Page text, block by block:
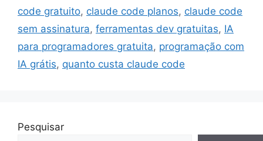
code gratuito, claude code planos, claude code
sem assinatura, ferramentas dev gratuitas, IA
para programadores gratuita, programação com
IA grátis, quanto custa claude code
Pesquisar